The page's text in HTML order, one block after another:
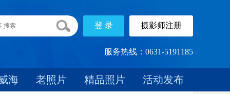
服务热线：0631-5191185
海 老照片 精品照片 活动发布